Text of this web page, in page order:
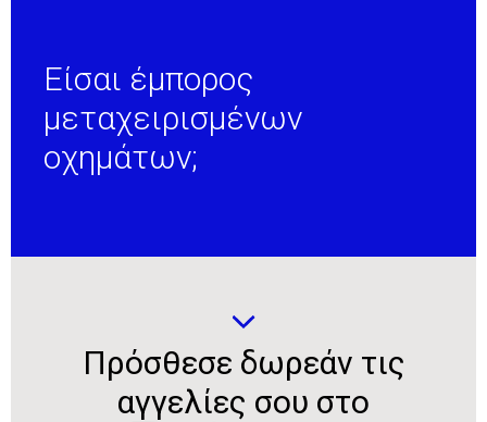
Είσαι έμπορος
μεταχειρισμένων
οχημάτων;
Πρόσθεσε δωρεάν τις
αγγελίες σου στο